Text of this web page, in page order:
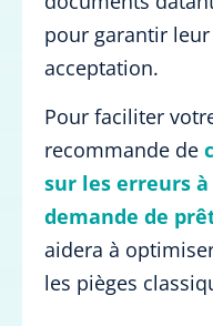
pour garantir
acceptation.
Pour faciliter
recommande de
sur les erreurs
demande de
aidera à
les pièges